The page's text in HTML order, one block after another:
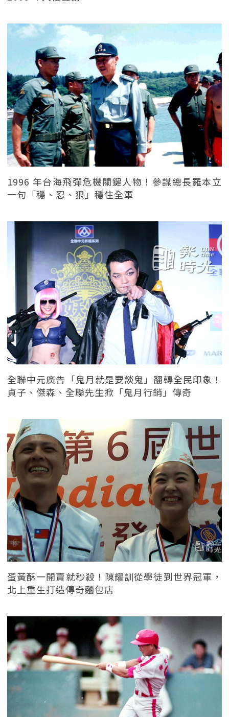
1996 年台海飛彈危機關鍵人物！參謀總長羅本立
一句「穩、忍、狠」穩住全軍
全聯中元廣告「鬼月就是要談鬼」翻轉全民印象！
貞子、傑森、全聯先生掀「鬼月行銷」傳奇
蛋黃酥一開賣就秒殺！陳耀訓從學徒到世界冠軍，
北上重生打造傳奇麵包店